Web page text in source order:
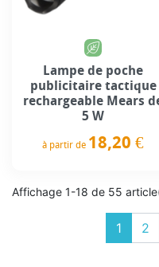
Lampe de poche
publicitaire tactique
rechargeable Mears
5 W
à partir de 18,20 €
Affichage 1-18 de 55
1 2